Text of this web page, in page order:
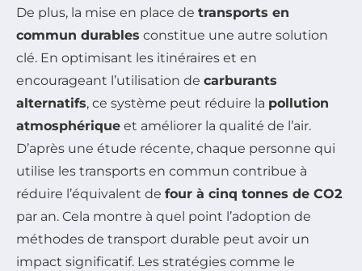
De plus, la mise en place de transports en
commun durables constitue une autre solution
clé. En optimisant les itinéraires et en
encourageant l’utilisation de carburants
alternatifs, ce système peut réduire la pollution
atmosphérique et améliorer la qualité de l’air.
D’après une étude récente, chaque personne qui
utilise les transports en commun contribue à
réduire l’équivalent de four à cinq tonnes de CO2
par an. Cela montre à quel point l’adoption de
méthodes de transport durable peut avoir un
impact significatif. Les stratégies comme le